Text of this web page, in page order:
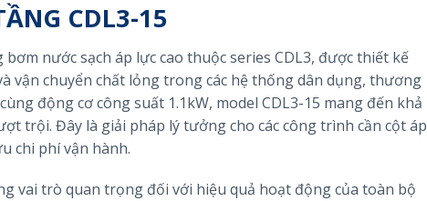
CDL3-15
bơm nước sạch áp lực cao thuộc series CDL3, được thiết kế
vận chuyển chất lỏng trong các hệ thống dân dụng, thương
động cơ công suất 1.1kW, model CDL3-15 mang đến khả
trội. Đây là giải pháp lý tưởng cho các công trình cần cột áp
chi phí vận hành.
vai trò quan trọng đối với hiệu quả hoạt động của toàn bộ